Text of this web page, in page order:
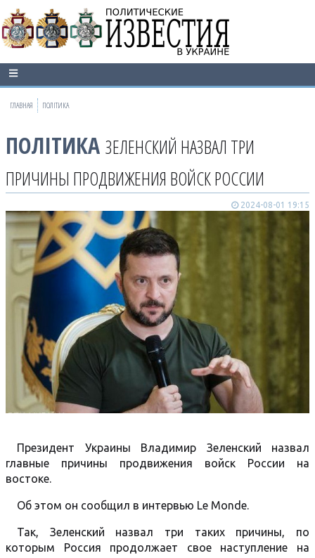
ГЛАВНАЯ ПОЛІТИКА
ПОЛІТИКА ЗЕЛЕНСКИЙ НАЗВАЛ ТРИ
ПРИЧИНЫ ПРОДВИЖЕНИЯ ВОЙСК РОССИИ
2024-08-01 19:15
Президент Украины Владимир Зеленский назвал
главные причины продвижения войск России на
востоке.
Об этом он сообщил в интервью Le Monde.
Так, Зеленский назвал три таких причины, по
которым Россия продолжает свое наступление на